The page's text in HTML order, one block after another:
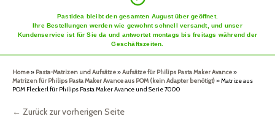
Pastidea bleibt den gesamten August über geöffnet.
Ihre Bestellungen werden wie gewohnt schnell versandt, und unser
Kundenservice ist für Sie da und antwortet montags bis freitags während der
Geschäftszeiten.
Home» Pasta-Matrizen und Aufsätze»Aufsätze für Philips Pasta Maker Avance»
Matrizen für Philips Pasta Maker Avance aus POM (kein Adapter benötigt)»Matrize aus
POM Fleckerl für Philips Pasta Maker Avance und Serie 7000
← Zurück zur vorherigen Seite